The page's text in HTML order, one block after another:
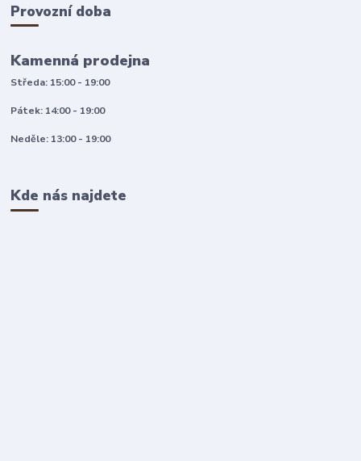
Provozní doba
Kamenná prodejna
Středa: 15:00 - 19:00
Pátek: 14:00 - 19:00
Neděle: 13:00 - 19:00
Kde nás najdete